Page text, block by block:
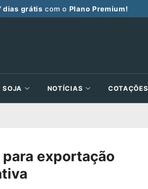
dias grátis com o Plano Premium!
SOJA NOTÍCIAS COTAÇÕES
para exportação